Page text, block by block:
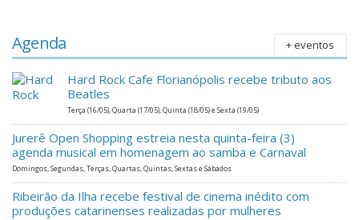
Agenda + eventos
Hard Rock Cafe Florianópolis recebe tributo aos
Beatles
Terça (16/05), Quarta (17/05), Quinta (18/05) e Sexta (19/05)
Jurerê Open Shopping estreia nesta quinta-feira (3)
agenda musical em homenagem ao samba e Carnaval
Domingos, Segundas, Terças, Quartas, Quintas, Sextas e Sábados
Ribeirão da Ilha recebe festival de cinema inédito com
produções catarinenses realizadas por mulheres